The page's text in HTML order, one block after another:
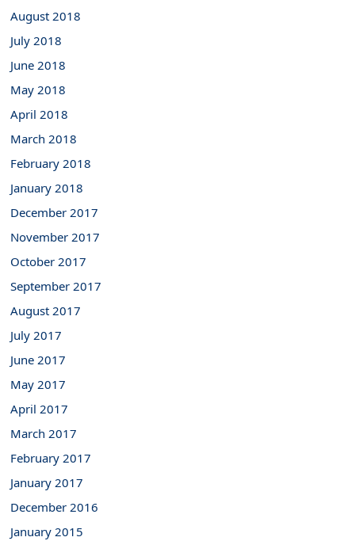
August 2018
July 2018
June 2018
May 2018
April 2018
March 2018
February 2018
January 2018
December 2017
November 2017
October 2017
September 2017
August 2017
July 2017
June 2017
May 2017
April 2017
March 2017
February 2017
January 2017
December 2016
January 2015